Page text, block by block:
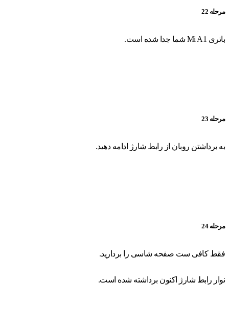
مرحله 22
باتری Mi A1 شما جدا شده است.
مرحله 23
به برداشتن روبان از رابط شارژ ادامه دهید.
مرحله 24
فقط کافی ست صفحه شاسی را بردارید.
نوار رابط شارژ اکنون برداشته شده است.